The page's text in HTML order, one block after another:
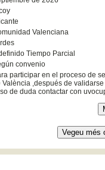
Valenciana
Tiempo Parcial
convenio
participar en el proceso de
València ,después de
de duda contactar con